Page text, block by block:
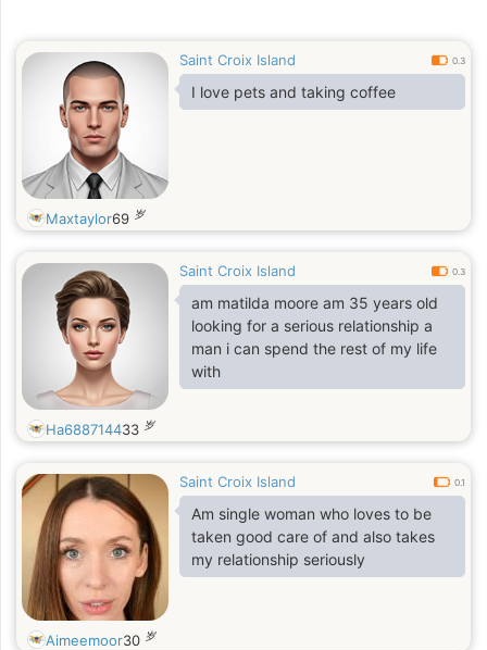
Saint Croix Island 0.3
I love pets and taking coffee
Maxtaylor69 岁
Saint Croix Island 0.3
am matilda moore am 35 years old
looking for a serious relationship a
man i can spend the rest of my life
with
Ha688714433 岁
Saint Croix Island 0.1
Am single woman who loves to be
taken good care of and also takes
my relationship seriously
Aimeemoor30 岁